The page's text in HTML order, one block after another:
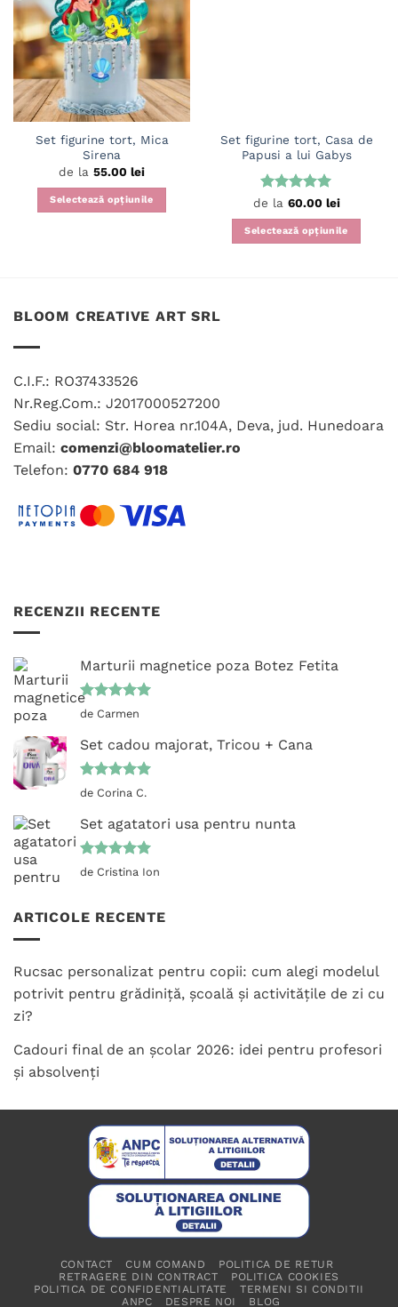
Adaugă
wishlist
Set figurine tort, Mica
Sirena
de la 55.00 lei
Selectează opțiunile
variații.
alese
în
pagina
produsului.
Set figurine tort, Casa de
Papusi a lui Gabys
Evaluat la
5din 5
de la 60.00 lei
Selectează opțiunile
alese
BLOOM CREATIVE ART SRL
C.I.F.: RO37433526
Nr.Reg.Com.: J2017000527200
Sediu social: Str. Horea nr.104A, Deva, jud. Hunedoara
Email: comenzi@bloomatelier.ro
Telefon: 0770 684 918
RECENZII RECENTE
Marturii magnetice poza Botez Fetita
Evaluat la
de Carmen
Set cadou majorat, Tricou + Cana
Evaluat la
de Corina C.
Set agatatori usa pentru nunta
Evaluat la
de Cristina Ion
ARTICOLE RECENTE
Rucsac personalizat pentru copii: cum alegi modelul
potrivit pentru grădiniță, școală și activitățile de zi cu
zi?
Cadouri final de an școlar 2026: idei pentru profesori
și absolvenți
CONTACT CUM COMAND
POLITICA DE RETUR
RETRAGERE DIN CONTRACT
POLITICA COOKIES
POLITICA DE CONFIDENTIALITATE
TERMENI SI CONDITII
ANPC
DESPRE NOI BLOG